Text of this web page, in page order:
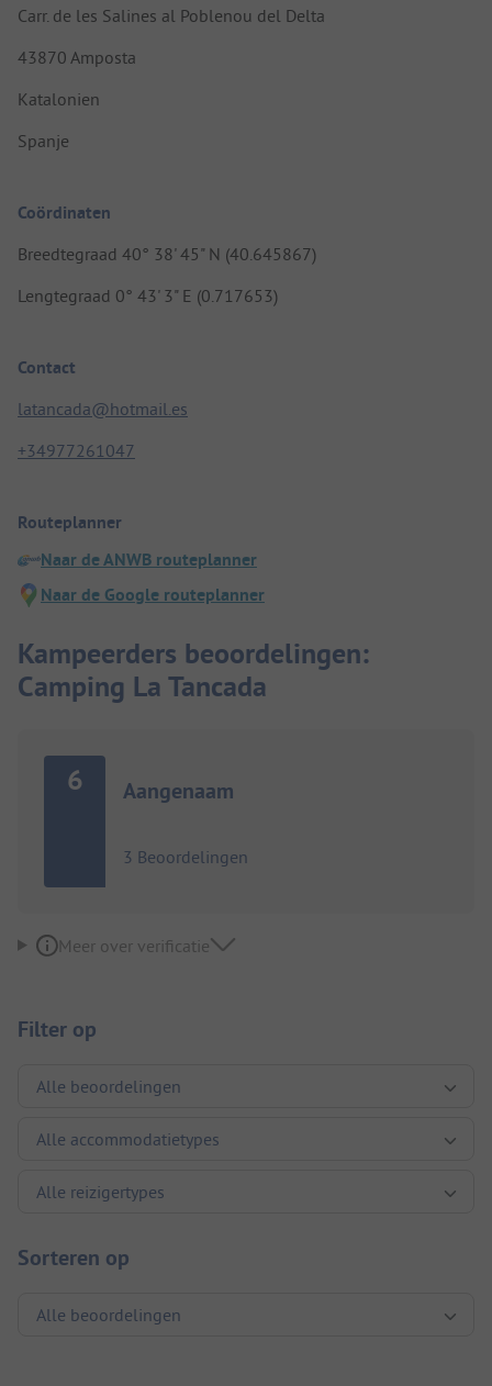
Carr. de les Salines al Poblenou del Delta
43870 Amposta
Katalonien
Spanje
Coördinaten
Breedtegraad 40° 38' 45" N (40.645867)
Lengtegraad 0° 43' 3" E (0.717653)
Contact
latancada@hotmail.es
+34977261047
Routeplanner
Naar de ANWB routeplanner
Naar de Google routeplanner
Kampeerders beoordelingen:
Camping La Tancada
6 Aangenaam
3 Beoordelingen
Meer over verificatie
Filter op
Sorteren op